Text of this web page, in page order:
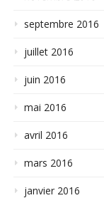
septembre 2016
juillet 2016
juin 2016
mai 2016
avril 2016
mars 2016
janvier 2016